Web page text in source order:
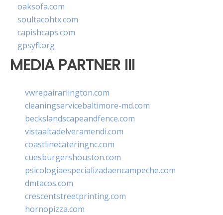
oaksofa.com
soultacohtx.com
capishcaps.com
gpsyfl.org
MEDIA PARTNER III
vwrepairarlington.com
cleaningservicebaltimore-md.com
beckslandscapeandfence.com
vistaaltadelveramendi.com
coastlinecateringnc.com
cuesburgershouston.com
psicologiaespecializadaencampeche.com
dmtacos.com
crescentstreetprinting.com
hornopizza.com